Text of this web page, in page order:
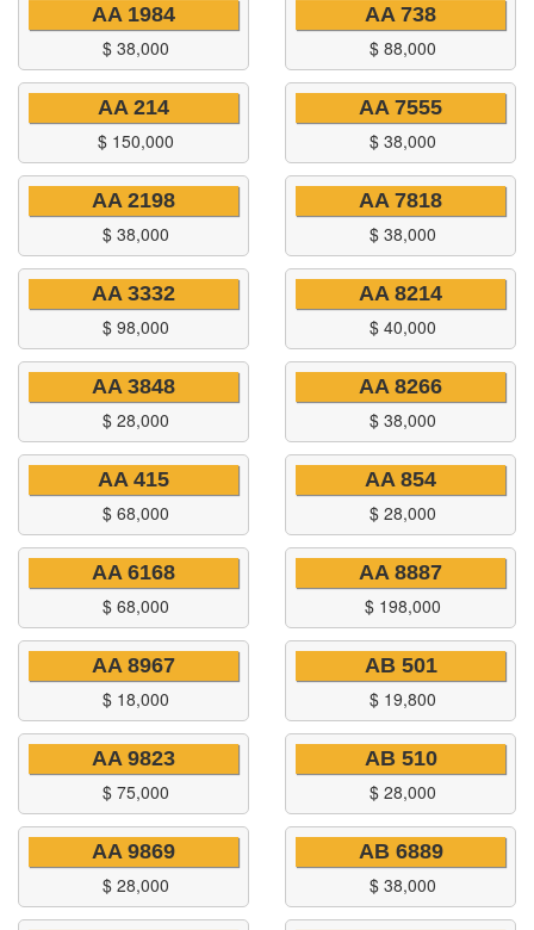
AA 1984
$ 38,000
AA 214
$ 150,000
AA 2198
$ 38,000
AA 3332
$ 98,000
AA 3848
$ 28,000
AA 415
$ 68,000
AA 6168
$ 68,000
AA 738
$ 88,000
AA 7555
$ 38,000
AA 7818
$ 38,000
AA 8214
$ 40,000
AA 8266
$ 38,000
AA 854
$ 28,000
AA 8887
$ 198,000
AA 8967
$ 18,000
AA 9823
$ 75,000
AA 9869
$ 28,000
AB 501
$ 19,800
AB 510
$ 28,000
AB 6889
$ 38,000